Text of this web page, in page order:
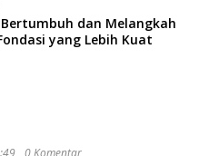
Bertumbuh dan Melangkah
yang Lebih Kuat